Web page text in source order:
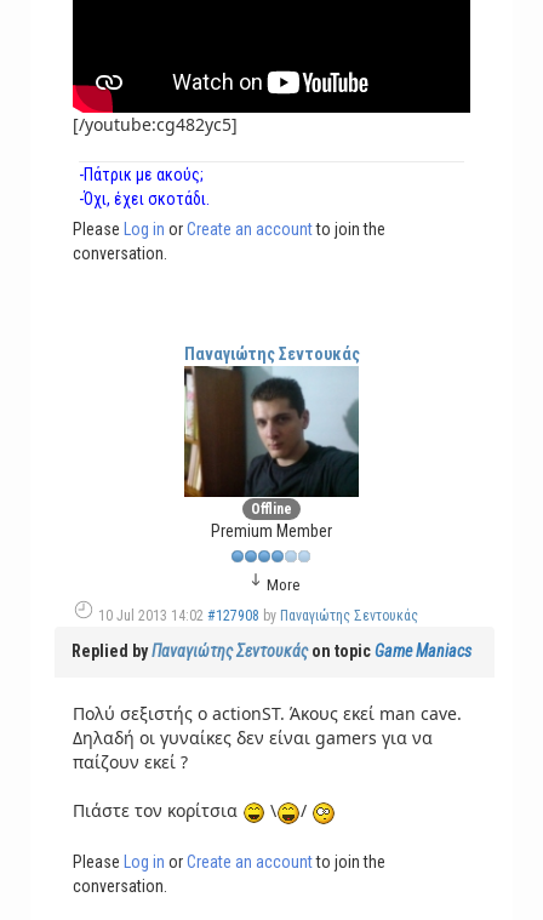
[/youtube:cg482yc5]
-Πάτρικ με ακούς;
-Όχι, έχει σκοτάδι.
Please Log in orCreate an accountto join the
conversation.
Παναγιώτης Σεντουκάς
Offline
Premium Member
More
10 Jul 2013 14:02 #127908 by Παναγιώτης Σεντουκάς
Replied byΠαναγιώτης Σεντουκάςon topicGame Maniacs
Πολύ σεξιστής ο actionST. Άκους εκεί man cave.
Δηλαδή οι γυναίκες δεν είναι gamers για να
παίζουν εκεί ?
Πιάστε τον κορίτσια \ /
Please Log in orCreate an accountto join the
conversation.